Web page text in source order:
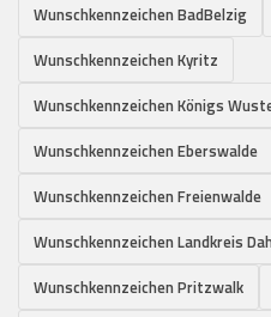
Wunschkennzeichen BadBelzig
Wunschkennzeichen Kyritz
Wunschkennzeichen Königs
Wunschkennzeichen Eberswalde
Wunschkennzeichen Freienwalde
Wunschkennzeichen Landkreis
Wunschkennzeichen Pritzwalk